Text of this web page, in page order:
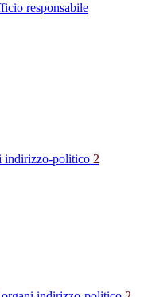
responsabile
indirizzo-politico 2